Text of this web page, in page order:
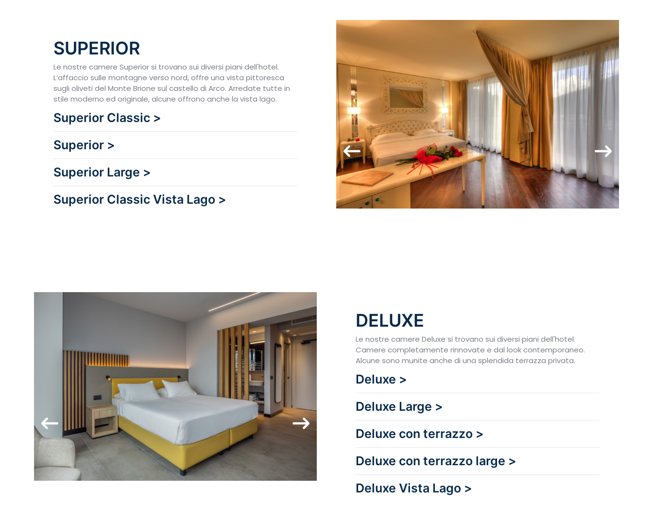
SUPERIOR
Le nostre camere Superior si trovano sui diversi piani dell'hotel.
L’affaccio sulle montagne verso nord, offre una vista pittoresca
sugli oliveti del Monte Brione sul castello di Arco. Arredate tutte in
stile moderno ed originale, alcune offrono anche la vista lago.
Superior Classic >
Superior >
Superior Large >
Superior Classic Vista Lago >
DELUXE
Le nostre camere Deluxe si trovano sui diversi piani dell'hotel.
Camere completamente rinnovate e dal look contemporaneo.
Alcune sono munite anche di una splendida terrazza privata.
Deluxe >
Deluxe Large >
Deluxe con terrazzo >
Deluxe con terrazzo large >
Deluxe Vista Lago >